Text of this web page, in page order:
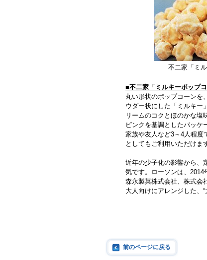
不二家「ミ
■不二家「ミルキーポップ
丸い形状のポップコーンを
ウダー状にした「ミルキー
リームのコクとほのかな塩
ピンクを基調としたパッケ
家族や友人など3～4人程度
としてもご利用いただけま
近年の少子化の影響から、
気です。ローソンは、2014
森永製菓株式会社、株式会
大人向けにアレンジした、
前のページに戻る